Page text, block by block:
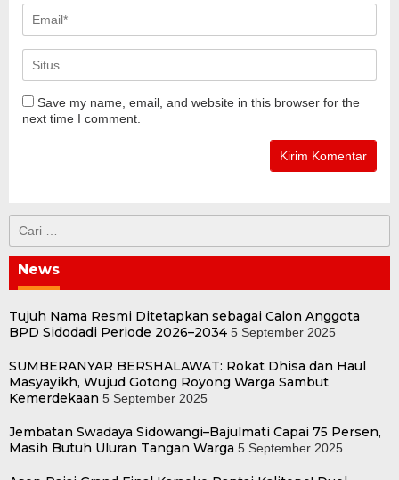
Save my name, email, and website in this browser for the
next time I comment.
untuk:
News
Tujuh Nama Resmi Ditetapkan sebagai Calon Anggota
BPD Sidodadi Periode 2026–2034 5 September 2025
SUMBERANYAR BERSHALAWAT: Rokat Dhisa dan Haul
Masyayikh, Wujud Gotong Royong Warga Sambut
Kemerdekaan 5 September 2025
Jembatan Swadaya Sidowangi–Bajulmati Capai 75 Persen,
Masih Butuh Uluran Tangan Warga 5 September 2025